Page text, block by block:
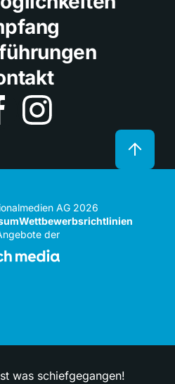
AG 2026
Wettbewerbsrichtlinien
der
was schiefgegangen!